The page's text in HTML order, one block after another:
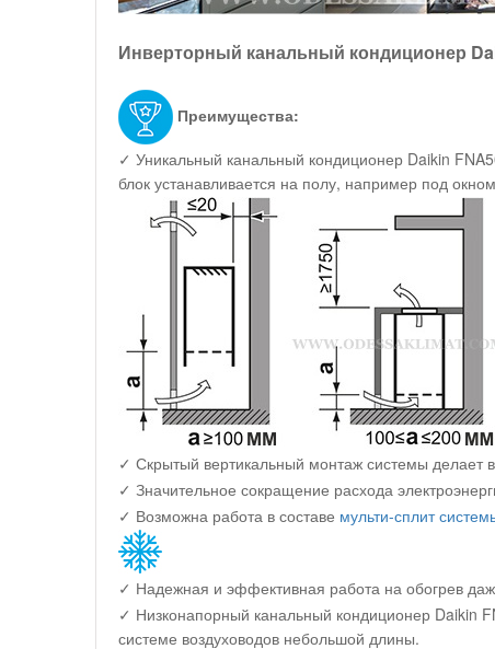
Инверторный канальный кондиционер
Преимущества:
✓ Уникальный канальный кондиционер Daikin
блок устанавливается на полу, например под
✓ Скрытый вертикальный монтаж системы делает
✓ Значительное сокращение расхода
✓ Возможна работа в составе мульти-сплит
✓ Надежная и эффективная работа на обогрев
✓ Низконапорный канальный кондиционер Daikin
системе воздуховодов небольшой длины.